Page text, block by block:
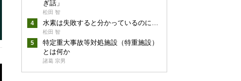
ぎ話」
松田 智
水素は失敗すると分かっているのに…
松田 智
特定重大事故等対処施設（特重施設）
とは何か
諸葛 宗男